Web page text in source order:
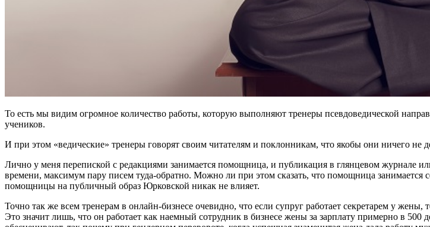
То есть мы видим огромное количество работы, которую выполняют тренеры псевдоведической
учеников.
И при этом «ведические» тренеры говорят своим читателям и поклонникам, что якобы они ничего не
Лично у меня перепиской с редакциями занимается помощница, и публикация в глянцевом журнале
времени, максимум пару писем туда-обратно. Можно ли при этом сказать, что помощница занимается
помощницы на публичный образ Юрковской никак не влияет.
Точно так же всем тренерам в онлайн-бизнесе очевидно, что если супруг работает секретарем у
Это значит лишь, что он работает как наемный сотрудник в бизнесе жены за зарплату примерно в